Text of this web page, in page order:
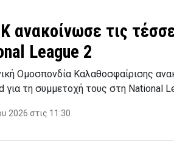
ανακοίνωσε τις
League 2
Ομοσπονδία Καλαθοσφαίρισης
για τη συμμετοχή τους στη National
2026 στις 11:30